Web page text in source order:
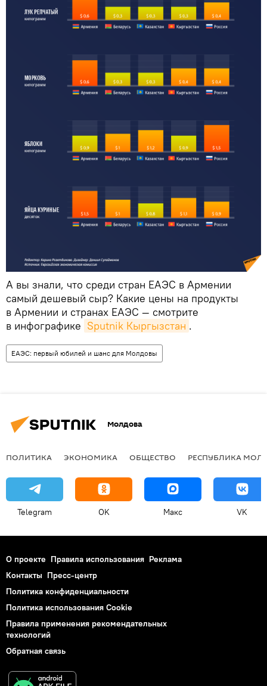
А вы знали, что среди стран ЕАЭС в Армении
самый дешевый сыр? Какие цены на продукты
в Армении и странах ЕАЭС — смотрите
в инфографике Sputnik Кыргызстан .
ЕАЭС: первый юбилей и шанс для Молдовы
Молдова
ПОЛИТИКА ЭКОНОМИКА ОБЩЕСТВО РЕСПУБЛИКА
Telegram OK Макс VK
О проекте Правила использования Реклама
Контакты Пресс-центр
Политика конфиденциальности
Политика использования Cookie
Правила применения рекомендательных
технологий
Обратная связь